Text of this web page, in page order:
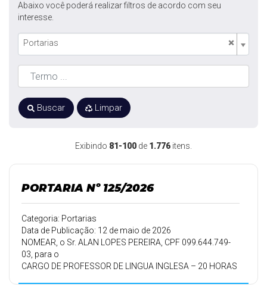
Exibindo 81-100 de 1.776 itens.
PORTARIA Nº 125/2026
Categoria: Portarias
Data de Publicação: 12 de maio de 2026
NOMEAR, o Sr. ALAN LOPES PEREIRA, CPF 099.644.749-
03, para o
CARGO DE PROFESSOR DE LINGUA INGLESA – 20 HORAS
Abaixo você poderá realizar filtros de acordo com seu
interesse.
×
Portarias
Buscar Limpar